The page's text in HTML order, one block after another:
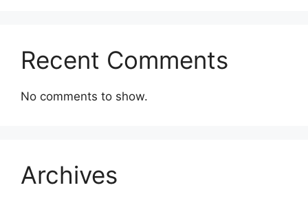
Recent Comments
No comments to show.
Archives